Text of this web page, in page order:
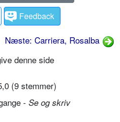
Feedback
Næste: Carriera, Rosalba
denne side
(9 stemmer)
- Se og skriv